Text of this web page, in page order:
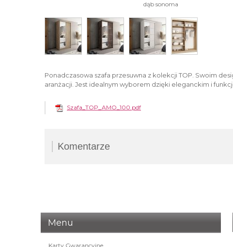
dąb sonoma
Ponadczasowa szafa przesuwna z kolekcji TOP. Swoim
aranżacji. Jest idealnym wyborem dzięki eleganckim i
Szafa_TOP_AMO_100.pdf
Komentarze
Ocena:
Komentarz
Menu
Karty Gwarancyjne